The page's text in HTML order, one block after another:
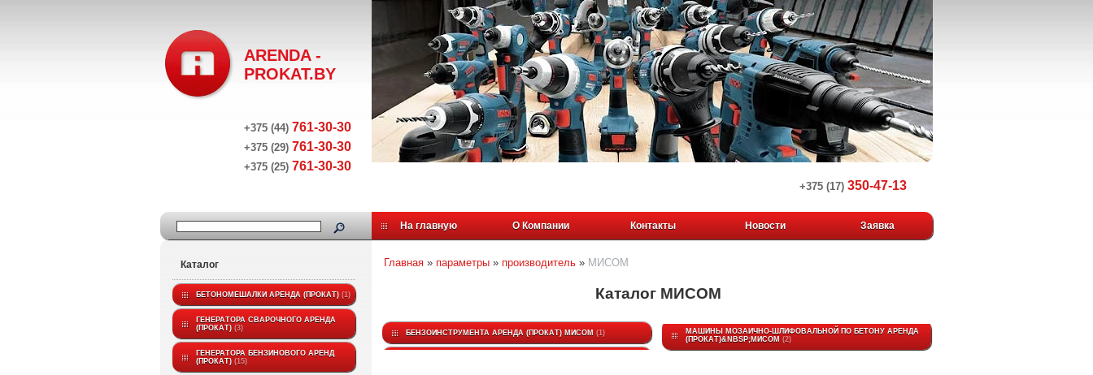
ARENDA -
PROKAT.BY
+375 (44) 761-30-30
+375 (29) 761-30-30
+375 (25) 761-30-30
+375 (17) 350-47-13
На главную О Компании Контакты Новости Заявка
Каталог
БЕТОНОМЕШАЛКИ АРЕНДА (ПРОКАТ) 1
ГЕНЕРАТОРА СВАРОЧНОГО АРЕНДА
(ПРОКАТ) 3
ГЕНЕРАТОРА БЕНЗИНОВОГО АРЕНД
(ПРОКАТ) 15
Главная » параметры » производитель » МИСОМ
Каталог МИСОМ
БЕНЗОИНСТРУМЕНТА АРЕНДА (ПРОКАТ) МИСОМ 1
МАШИНЫ МОЗАИЧНО-ШЛИФОВАЛЬНОЙ ПО БЕТОНУ АРЕНДА
(ПРОКАТ)&NBSP;МИСОМ
2